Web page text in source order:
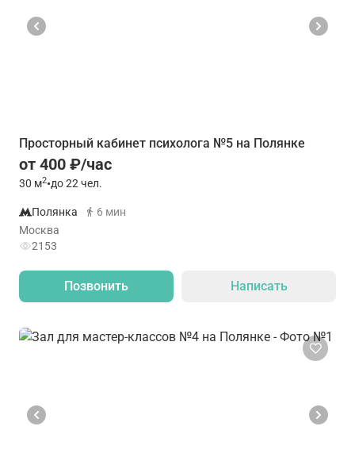
Просторный кабинет психолога №5 на Полянке
от 400 ₽/час
30 м2•до 22 чел.
Полянка
6 мин
Москва
2153
Позвонить Написать